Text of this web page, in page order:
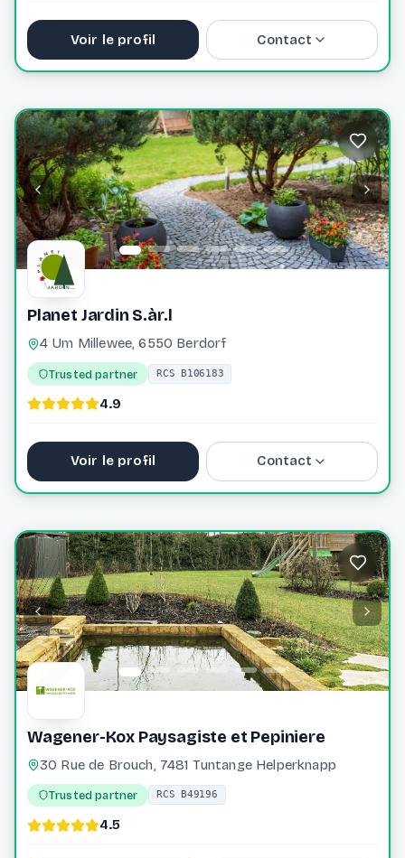
Voir le profil Contact
laurie@greiveldinger-ent.lu
Website
Planet Jardin S.àr.l
4 Um Millewee, 6550 Berdorf
Trusted partner RCS B106183
4.9
Voir le profil Contact
planet.jardin@pt.lu
Website
Wagener-Kox Paysagiste et Pepiniere
30 Rue de Brouch, 7481 Tuntange Helperknapp
Trusted partner RCS B49196
4.5